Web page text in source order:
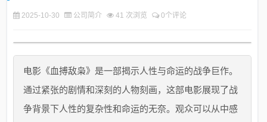
2025-10-30 公司简介 41 次浏览 0个评论
电影《血搏敌枭》是一部揭示人性与命运的战争巨作。
通过紧张的剧情和深刻的人物刻画，这部电影展现了战
争背景下人性的复杂性和命运的无奈。观众可以从中感